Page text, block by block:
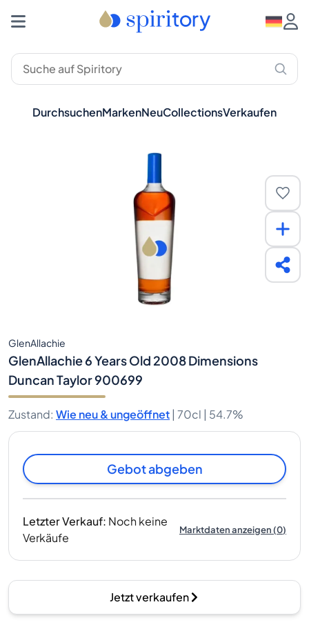
DurchsuchenMarkenNeuCollectionsVerkaufen
GlenAllachie
GlenAllachie 6 Years Old 2008 Dimensions
Duncan Taylor 900699
Zustand: Wie neu & ungeöffnet | 70cl | 54.7%
Gebot abgeben
Letzter Verkauf: Noch keine
Verkäufe
Marktdaten anzeigen(0)
Jetzt verkaufen